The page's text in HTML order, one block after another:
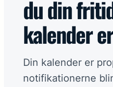
I hjemmeøkonomien
På arbejdspladsen
På ledelsesgangen
du din
kalender
Din kalender er
notifikationerne